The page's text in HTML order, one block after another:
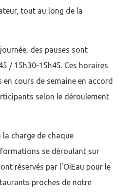
tout au long de la
des pauses sont
/ 15h30-15h45. Ces horaires
en cours de semaine en accord
selon le déroulement
charge de chaque
se déroulant sur
réservés par l'OiEau pour le
proches de notre